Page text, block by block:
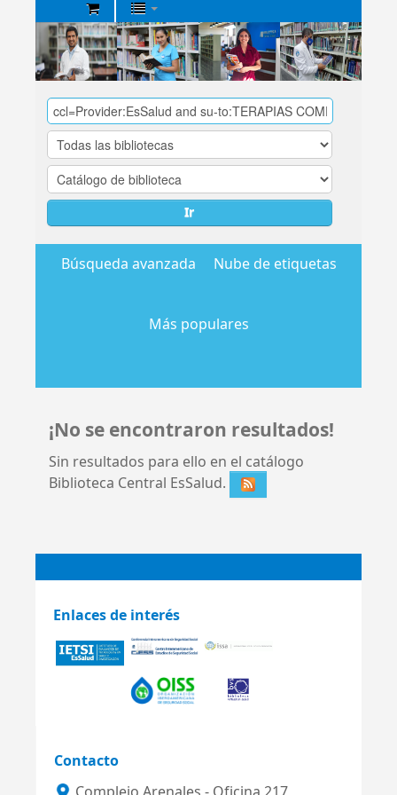
Biblioteca
Central
EsSalud
Ir
Búsqueda avanzada Nube de etiquetas
Más populares
¡No se encontraron resultados!
Sin resultados para ello en el catálogo
Biblioteca Central EsSalud.
Enlaces de interés
Contacto